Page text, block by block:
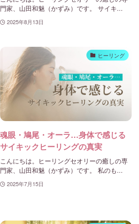
門家、山田和魅（かずみ）です。 サイキ...
2025年8月13日
ヒーリング
魂眼・鳩尾・オーラ…身体で感じる
サイキックヒーリングの真実
こんにちは。ヒーリングセオリーの癒しの専
門家、山田和魅（かずみ）です。 私のも...
2025年7月15日